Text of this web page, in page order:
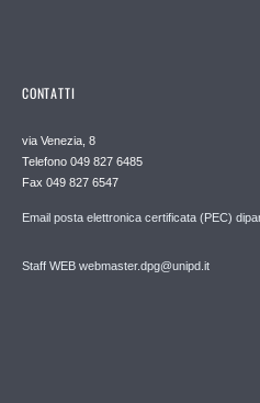
CONTATTI
via Venezia, 8
Telefono 049 827 6485
Fax 049 827 6547
Email posta elettronica certificata (PEC)
Staff WEB webmaster.dpg@unipd.it